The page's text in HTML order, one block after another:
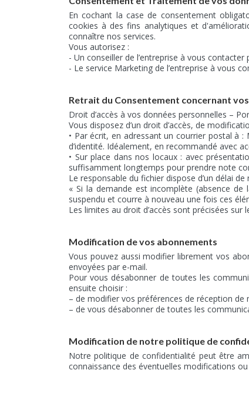
En cochant la case de consentement
cookies à des fins analytiques et
connaître nos services.
Vous autorisez :
- Un conseiller de l’entreprise à vous
- Le service Marketing de l’entreprise à vous
Retrait du Consentement concernant
Droit d’accès à vos données personnelles –
Vous disposez d’un droit d’accès, de
• Par écrit, en adressant un courrier postal à :
d’identité. Idéalement, en recommandé avec
• Sur place dans nos locaux : avec
suffisamment longtemps pour prendre note
Le responsable du fichier dispose d’un délai
« Si la demande est incomplète (absence
suspendu et courre à nouveau une fois ces
Les limites au droit d’accès sont précisées
Modification de vos abonnements
Vous pouvez aussi modifier librement vos
envoyées par e-mail.
Pour vous désabonner de toutes les
ensuite choisir :
– de modifier vos préférences de réception de
– de vous désabonner de toutes les
Modification de notre politique de
Notre politique de confidentialité peut être
connaissance des éventuelles modifications